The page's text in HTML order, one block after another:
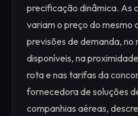
precificação dinâmica. As
variam o preço do mesmo
previsões de demanda, no
disponíveis, na
rota e nas tarifas da
fornecedora de soluções
companhias aéreas,